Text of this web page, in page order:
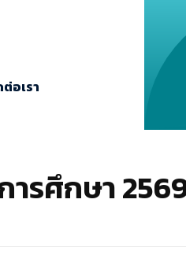
อเรา
รศึกษา